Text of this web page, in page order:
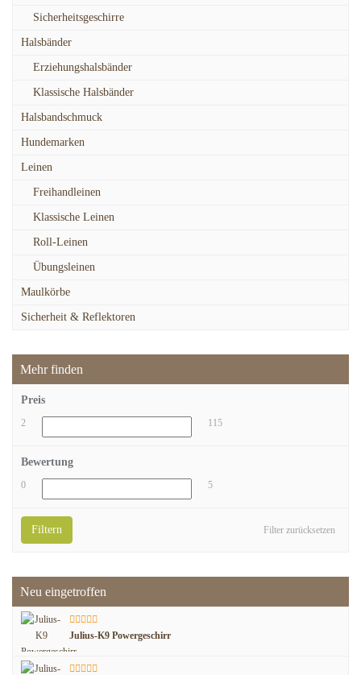
Sicherheitsgeschirre
Halsbänder
Erziehungshalsbänder
Klassische Halsbänder
Halsbandschmuck
Hundemarken
Leinen
Freihandleinen
Klassische Leinen
Roll-Leinen
Übungsleinen
Maulkörbe
Sicherheit & Reflektoren
Mehr finden
Preis
2 115
Bewertung
0 5
Filter zurücksetzen
Filtern
Neu eingetroffen
Julius-K9 Powergeschirr